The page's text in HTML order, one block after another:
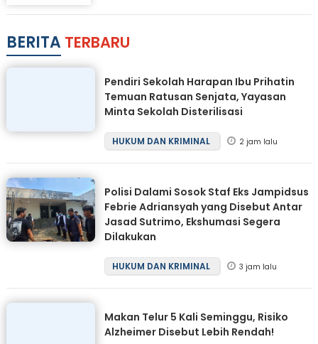
BERITA TERBARU
Pendiri Sekolah Harapan Ibu Prihatin
Temuan Ratusan Senjata, Yayasan
Minta Sekolah Disterilisasi
HUKUM DAN KRIMINAL 2 jam lalu
Polisi Dalami Sosok Staf Eks Jampidsus
Febrie Adriansyah yang Disebut Antar
Jasad Sutrimo, Ekshumasi Segera
Dilakukan
HUKUM DAN KRIMINAL 3 jam lalu
Makan Telur 5 Kali Seminggu, Risiko
Alzheimer Disebut Lebih Rendah!